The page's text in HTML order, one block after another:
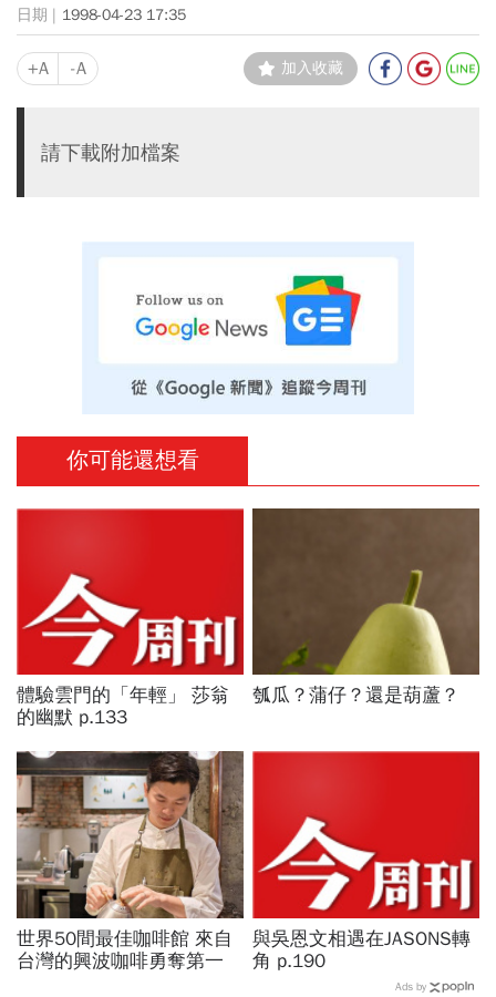
1998-04-23 17:35
+A -A 加入收藏
請下載附加檔案
你可能還想看
體驗雲門的「年輕」 莎翁
的幽默 p.133
瓠瓜？蒲仔？還是葫蘆？
世界50間最佳咖啡館 來自
台灣的興波咖啡勇奪第一
與吳恩文相遇在JASONS轉
角 p.190
Ads by